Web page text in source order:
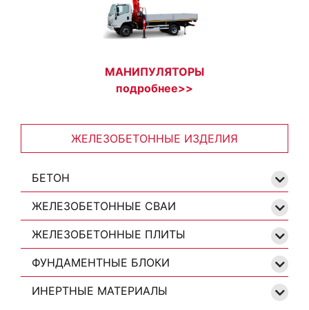
ЖЕЛЕЗОБЕТОННЫЕ ИЗДЕЛИЯ
БЕТОН
ЖЕЛЕЗОБЕТОННЫЕ СВАИ
ЖЕЛЕЗОБЕТОННЫЕ ПЛИТЫ
ФУНДАМЕНТНЫЕ БЛОКИ
ИНЕРТНЫЕ МАТЕРИАЛЫ
МАНИПУЛЯТОРЫ
подробнее>>